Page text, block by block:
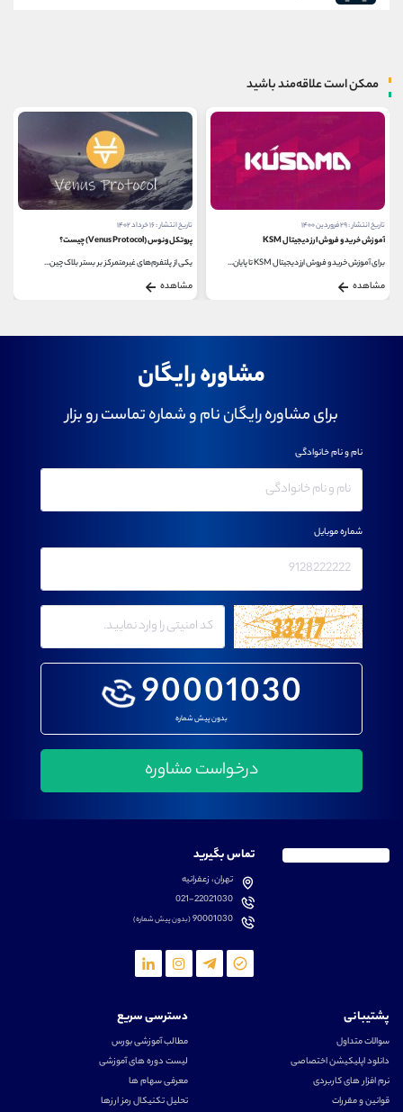
ممکن است علاقه‌مند باشید
تاریخ انتشار : ۲۹ فروردین ۱۴۰۰
آموزش خرید و فروش ارز دیجیتال KSM
برای آموزش خرید و فروش ارز دیجیتال KSM تا پایان...
مشاهده
تاریخ انتشار : ۱۶ خرداد ۱۴۰۲
پروتکل ونوس (Venus Protocol) چیست؟
یکی از پلتفرم‌های غیرمتمرکز بر بستر بلاک چین...
مشاهده
مشاوره رایگان
برای مشاوره رایگان نام و شماره تماست رو بزار
90001030
بدون پیش شماره
نام و نام خانوادگی
شماره موبایل
تماس بگیرید
تهران، زعفرانیه
021-22021030
90001030(بدون پیش شماره)
پشتیبانی
سوالات متداول
دانلود اپلیکیشن اختصاصی
نرم افزار های کاربردی
قوانین و مقررات
دسترسی سریع
مطالب آموزشی بورس
لیست دوره های آموزشی
معرفی سهام ها
تحلیل تکنیکال رمز ارزها